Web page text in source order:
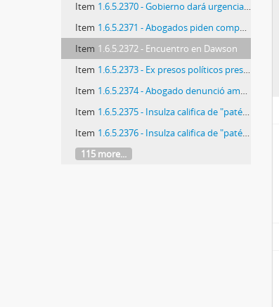
Item 1.6.5.2370 - Gobierno dará urgencia a proyecto de indulto para presos "políticos"
Item 1.6.5.2371 - Abogados piden comparecencia de agregado militar de Chile en la ONU
Item 1.6.5.2372 - Encuentro en Dawson
Item 1.6.5.2373 - Ex presos políticos presentan nueva querella contra Pinochet
Item 1.6.5.2374 - Abogado denunció amenazas contra testigos de lanzamiento de cuerpos al mar
Item 1.6.5.2375 - Insulza califica de "patética" entrevista a Pinochet
Item 1.6.5.2376 - Insulza califica de "patética" entrevista a Pinochet
115 more...